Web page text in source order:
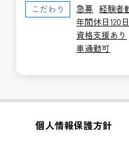
こだわり 急募 経験者
年間休日120
資格支援あり
車通勤可
個人情報保護方針